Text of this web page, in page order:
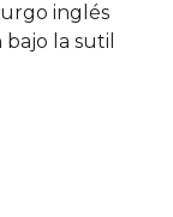
inglés
la sutil